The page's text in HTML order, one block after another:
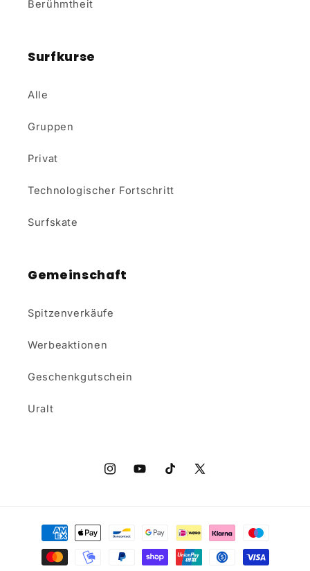
Berühmtheit
Surfkurse
Alle
Gruppen
Privat
Technologischer Fortschritt
Surfskate
Gemeinschaft
Spitzenverkäufe
Werbeaktionen
Geschenkgutschein
Uralt
InstagramYouTubeTikTokX
Zahlungsmethoden